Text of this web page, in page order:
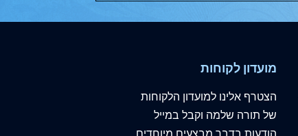
מועדון לקוחות
הצטרף אלינו למועדון הלקוחות
של תורה שלמה וקבל במייל